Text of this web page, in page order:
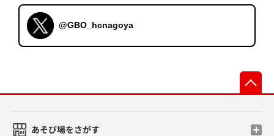
@GBO_hcnagoya
あそび場をさがす